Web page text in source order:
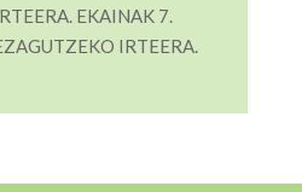
EKAINAK 7.
IRTEERA.